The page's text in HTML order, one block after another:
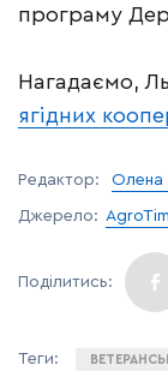
програму
Нагадаємо,
ягідних
Редактор: Олена
Джерело: